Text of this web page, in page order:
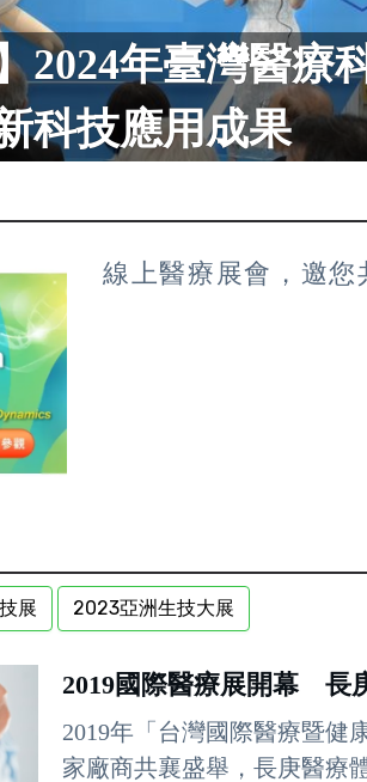
2024年臺灣醫療
科技應用成果
線上醫療展會，邀您
展 2023亞洲生技大展
2019國際醫療展開幕 長
2019年「台灣國際醫療暨健
家廠商共襄盛舉，長庚醫療